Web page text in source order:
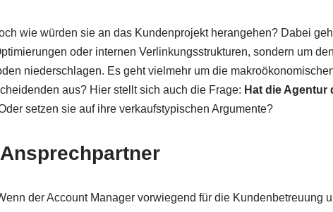
wie würden sie an das Kundenprojekt herangehen? Dabei
oder internen Verlinkungsstrukturen, sondern um
niederschlagen. Es geht vielmehr um die
aus? Hier stellt sich auch die Frage: Hat die Agentur
setzen sie auf ihre verkaufstypischen Argumente?
der Account Manager vorwiegend für die Kundenbetreuung